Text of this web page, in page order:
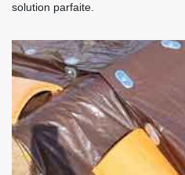
solution parfaite.